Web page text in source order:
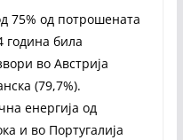
75% од потрошената
година била
во Австрија
(79,7%).
енергија од
и во Португалија